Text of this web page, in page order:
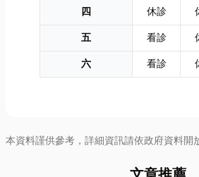
四
休診
五
看診
六
看診
本資料謹供參考，詳細資訊請依政府資料開